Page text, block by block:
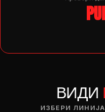
ВИДИ
ИЗБЕРИ ЛИНИЈА